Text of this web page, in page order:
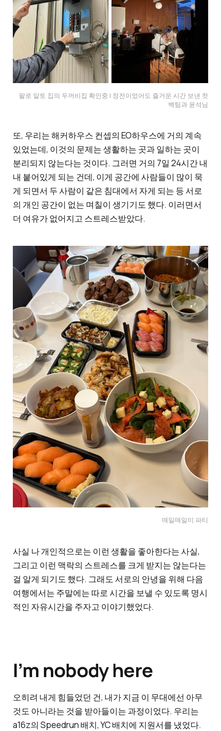
팔로 알토 집의 두꺼비집 확인중 | 정전이었어도 즐거운 시간 보낸 컷
백팀과 윤석님
또, 우리는 해커하우스 컨셉의 EO하우스에 거의 계속
있었는데, 이것의 문제는 생활하는 곳과 일하는 곳이
분리되지 않는다는 것이다. 그러면 거의 7일 24시간 내
내 붙어있게 되는 건데, 이게 공간에 사람들이 많이 묵
게 되면서 두 사람이 같은 침대에서 자게 되는 등 서로
의 개인 공간이 없는 며칠이 생기기도 했다. 이러면서
더 여유가 없어지고 스트레스받았다.
매일매일이 파티
사실 나 개인적으로는 이런 생활을 좋아한다는 사실,
그리고 이런 맥락의 스트레스를 크게 받지는 않는다는
걸 알게 되기도 했다. 그래도 서로의 안녕을 위해 다음
여행에서는 주말에는 따로 시간을 보낼 수 있도록 명시
적인 자유시간을 주자고 이야기했었다.
I’m nobody here
오히려 내게 힘들었던 건, 내가 지금 이 무대에선 아무
것도 아니라는 것을 받아들이는 과정이었다. 우리는
a16z의 Speedrun 배치, YC 배치에 지원서를 냈었다.